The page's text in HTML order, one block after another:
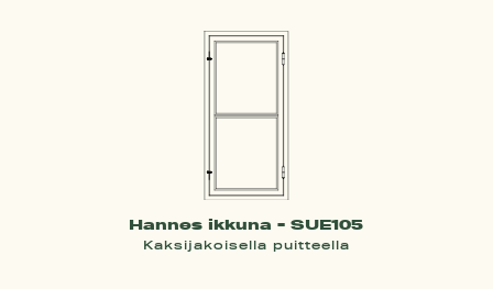
Hannes ikkuna - SUE105
Kaksijakoisella puitteella